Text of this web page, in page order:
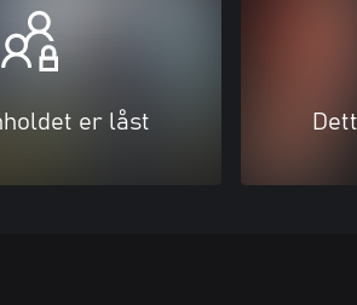
er låst